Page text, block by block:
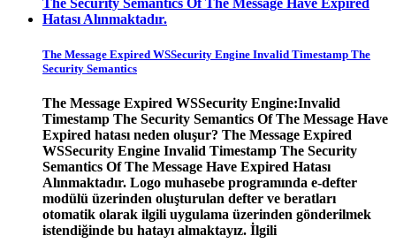
The Message Expired WSSecurity Engine Invalid Timestamp The
Security Semantics
The Message Expired WSSecurity Engine:Invalid
Timestamp The Security Semantics Of The Message Have
Expired hatası neden oluşur? The Message Expired
WSSecurity Engine Invalid Timestamp The Security
Semantics Of The Message Have Expired Hatası
Alınmaktadır. Logo muhasebe programında e-defter
modülü üzerinden oluşturulan defter ve beratları
otomatik olarak ilgili uygulama üzerinden gönderilmek
istendiğinde bu hatayı almaktayız. İlgili